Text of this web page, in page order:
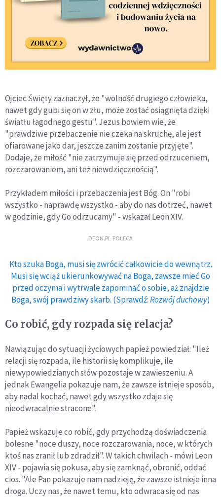
Ojciec Święty zaznaczył, że "wolność drugiego człowieka,
nawet gdy gubi się on w złu, może zostać osiągnięta dzięki
światłu łagodnego gestu". Jezus bowiem wie, że
"prawdziwe przebaczenie nie czeka na skruchę, ale jest
ofiarowane jako dar, jeszcze zanim zostanie przyjęte".
Dodaje, że miłość "nie zatrzymuje się przed odrzuceniem,
rozczarowaniem, ani też niewdzięcznością".
Przykładem miłości i przebaczenia jest Bóg. On "robi
wszystko - naprawdę wszystko - aby do nas dotrzeć, nawet
w godzinie, gdy Go odrzucamy" - wskazał Leon XIV.
DEON.PL POLECA
Kto szuka Boga, musi się zwrócić całkowicie do wewnątrz.
Musi się wciąż ukierunkowywać na Boga, zawsze mieć Go
przed oczyma i wytrwale zapominać o sobie, aż znajdzie
Boga, swój prawdziwy skarb. (Sprawdź:Rozwój duchowy)
Co robić, gdy rozpada się relacja?
Nawiązując do sytuacji życiowych papież powiedział: "Ileż
relacji się rozpada, ile historii się komplikuje, ile
niewypowiedzianych słów pozostaje w zawieszeniu. A
jednak Ewangelia pokazuje nam, że zawsze istnieje sposób,
aby nadal kochać, nawet gdy wszystko zdaje się
nieodwracalnie stracone".
Papież wskazuje co robić, gdy przychodzą doświadczenia
bolesne "noce duszy, noce rozczarowania, noce, w których
ktoś nas zranił lub zdradził". W takich chwilach - mówi Leon
XIV - pojawia się pokusa, aby się zamknąć, obronić, oddać
cios. "Ale Pan pokazuje nam nadzieję, że zawsze istnieje inna
droga. Uczy nas, że nawet temu, kto odwraca się od nas